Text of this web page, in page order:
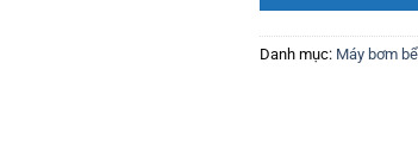
Danh mục: Máy bơm